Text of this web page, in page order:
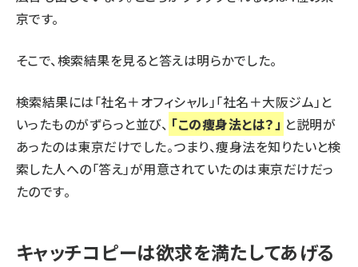
京です。
そこで、検索結果を見ると答えは明らかでした。
検索結果には「社名＋オフィシャル」「社名＋大阪ジム」と
いったものがずらっと並び、 「この痩身法とは？」 と説明が
あったのは東京だけでした。つまり、痩身法を知りたいと検
索した人への「答え」が用意されていたのは東京だけだっ
たのです。
キャッチコピーは欲求を満たしてあげる